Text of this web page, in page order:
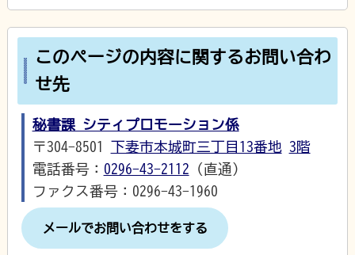
このページの内容に関するお問い合わ
せ先
秘書課 シティプロモーション係
〒304-8501 下妻市本城町三丁目13番地 3階
電話番号： 0296-43-2112 （直通）
ファクス番号：0296-43-1960
メールでお問い合わせをする